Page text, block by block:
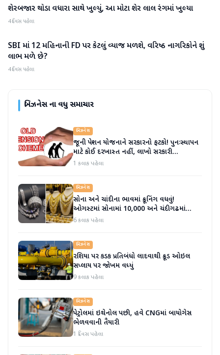
બિઝનેસ
શેરબજાર થોડા વધારા સાથે ખુલ્યું, આ મોટા શેર લાલ રંગમાં ખુલ્યા
4 દિવસ પહેલા
બિઝનેસ
SBI માં 12 મહિનાની FD પર કેટલું વ્યાજ મળશે, વરિષ્ઠ નાગરિકોને શું
લાભ મળે છે?
4 દિવસ પહેલા
બિઝનેસના વધુ સમાચાર
બિઝનેસ
જૂની પેન્શન યોજનાને સરકારનો ફટકો! પુનઃસ્થાપન
માટે કોઈ દરખાસ્ત નહીં, લાખો સરકારી
કર્મચારીઓની આશાઓ પર પાણી ફરી વળ્યું
1 કલાક પહેલા
બિઝનેસ
સોના અને ચાંદીના ભાવમાં ક્રૂનિંગ વધવું!
ઓગસ્ટમાં સોનામાં 10,000 અને ચંદીગઢમાં
20,000 મોટી સંખ્યામાં વધારો થયો
6 કલાક પહેલા
બિઝનેસ
રશિયા પર કડક પ્રતિબંધો લાદવાથી ક્રૂડ ઓઇલ
સપ્લાય પર જોખમ વધ્યું
9 કલાક પહેલા
બિઝનેસ
પેટ્રોલમાં ઇથેનોલ પછી, હવે CNGમાં બાયોગેસ
ભેળવવાની તૈયારી
1 દિવસ પહેલા